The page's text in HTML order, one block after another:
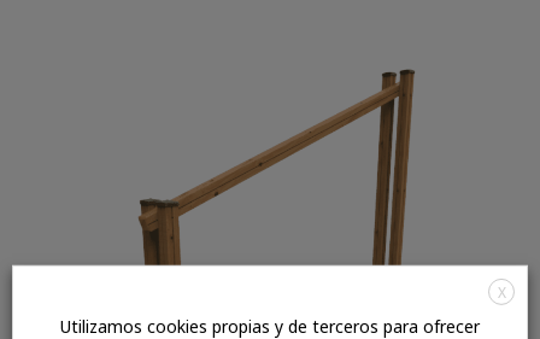
X
Utilizamos cookies propias y de terceros para ofrecer